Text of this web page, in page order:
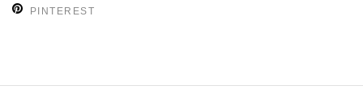
PINTEREST